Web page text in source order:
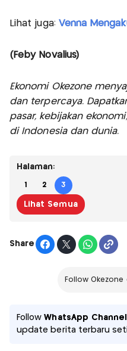
Lihat juga: Venna
(Feby Novalius)
Ekonomi Okezone
dan terpercaya.
pasar, kebijakan
di Indonesia dan dunia.
Halaman:
1 2 3
Lihat Semua
Share
Follow
FollowWhatsApp
update berita terbaru